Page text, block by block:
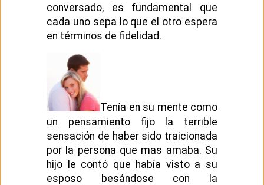
conversado, es fundamental que
cada uno sepa lo que el otro espera
en términos de fidelidad.
Tenía en su mente como
un pensamiento fijo la terrible
sensación de haber sido traicionada
por la persona que mas amaba. Su
hijo le contó que había visto a su
esposo besándose con la